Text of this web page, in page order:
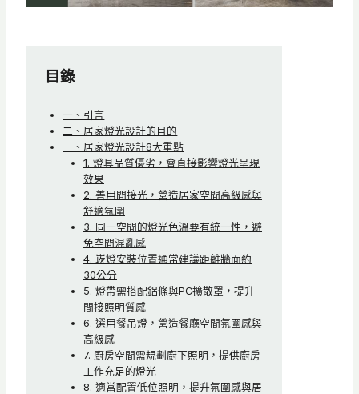
目錄
一、引言
二、居家燈光設計的目的
三、居家燈光設計8大重點
1. 燈具品質優劣，會直接影響燈光呈現
效果
2. 善用間接光，營造居家空間高級感與
舒適氛圍
3. 同一空間的燈光色溫要有統一性，避
免空間混亂感
4. 崁燈安裝位置通常建議距離牆面約
30公分
5. 燈帶需搭配鋁條與PC擴散罩，提升
間接照明質感
6. 選用餐吊燈，營造餐廳空間氛圍感與
高級感
7. 廚房空間需規劃廚下照明，提供廚房
工作充足的燈光
8. 適當配置低位照明，提升氛圍感與居